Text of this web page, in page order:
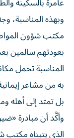
وبهذه المناسبة،
مكتب شؤون
بعودتهم سالمين
المناسبة تحمل
به من مشاعر
بل تمتد إلى أهله
وأكَّد أن مبادرة